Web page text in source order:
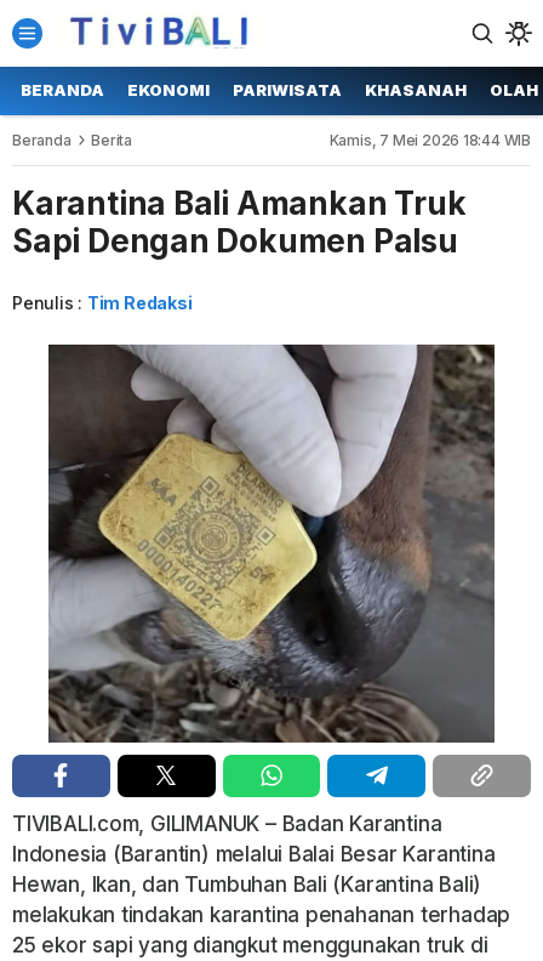
BERANDA EKONOMI PARIWISATA KHASANAH OLAH
Beranda Berita Kamis, 7 Mei 2026 18:44 WIB
Karantina Bali Amankan Truk
Sapi Dengan Dokumen Palsu
Penulis : Tim Redaksi
TIVIBALI.com, GILIMANUK – Badan Karantina
Indonesia (Barantin) melalui Balai Besar Karantina
Hewan, Ikan, dan Tumbuhan Bali (Karantina Bali)
melakukan tindakan karantina penahanan terhadap
25 ekor sapi yang diangkut menggunakan truk di